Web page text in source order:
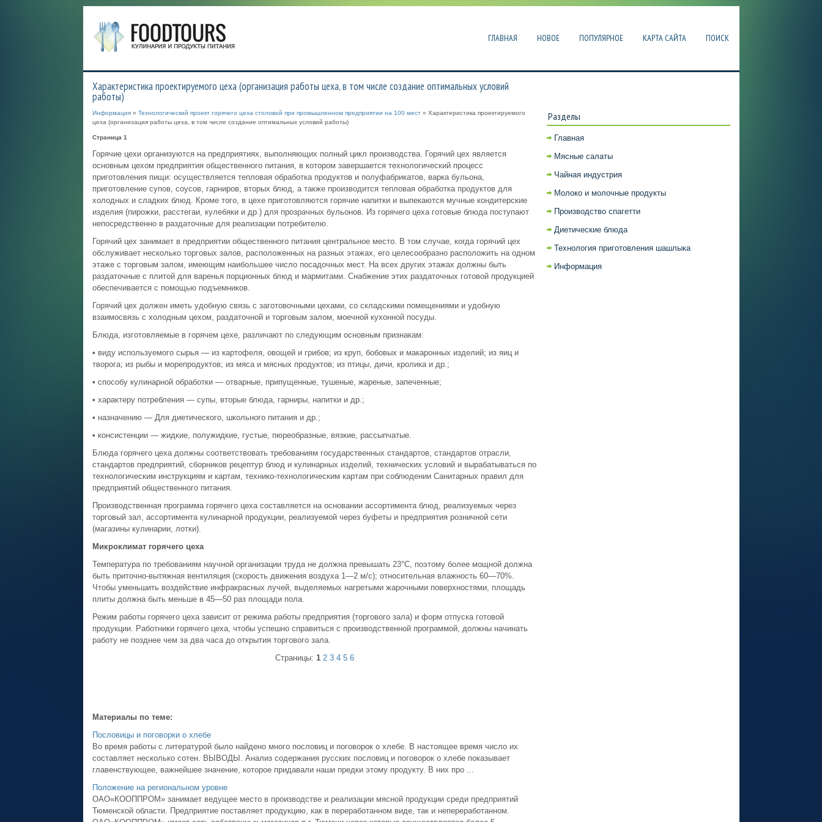
ГЛАВНАЯ НОВОЕ ПОПУЛЯРНОЕ КАРТА САЙТА ПОИСК
Характеристика проектируемого цеха (организация работы цеха, в том числе создание оптимальных условий
работы)
Информация» Технологический проект горячего цеха столовой при промышленном предприятии на 100 мест» Характеристика проектируемого
цеха (организация работы цеха, в том числе создание оптимальных условий работы)
Страница 1
Горячие цехи организуются на предприятиях, выполняющих полный цикл производства. Горячий цех является
основным цехом предприятия общественного питания, в котором завершается технологический процесс
приготовления пищи: осуществляется тепловая обработка продуктов и полуфабрикатов, варка бульона,
приготовление супов, соусов, гарниров, вторых блюд, а также производится тепловая обработка продуктов для
холодных и сладких блюд. Кроме того, в цехе приготовляются горячие напитки и выпекаются мучные кондитерские
изделия (пирожки, расстегаи, кулебяки и др.) для прозрачных бульонов. Из горячего цеха готовые блюда поступают
непосредственно в раздаточные для реализации потребителю.
Горячий цех занимает в предприятии общественного питания центральное место. В том случае, когда горячий цех
обслуживает несколько торговых залов, расположенных на разных этажах, его целесообразно расположить на одном
этаже с торговым залом, имеющим наибольшее число посадочных мест. На всех других этажах должны быть
раздаточные с плитой для варенья порционных блюд и мармитами. Снабжение этих раздаточных готовой продукцией
обеспечивается с помощью подъемников.
Горячий цех должен иметь удобную связь с заготовочными цехами, со складскими помещениями и удобную
взаимосвязь с холодным цехом, раздаточной и торговым залом, моечной кухонной посуды.
Блюда, изготовляемые в горячем цехе, различают по следующим основным признакам:
• виду используемого сырья — из картофеля, овощей и грибов; из круп, бобовых и макаронных изделий; из яиц и
творога; из рыбы и морепродуктов; из мяса и мясных продуктов; из птицы, дичи, кролика и др.;
• способу кулинарной обработки — отварные, припущенные, тушеные, жареные, запеченные;
• характеру потребления — супы, вторые блюда, гарниры, напитки и др.;
• назначению — Для диетического, школьного питания и др.;
• консистенции — жидкие, полужидкие, густые, пюреобразные, вязкие, рассыпчатые.
Блюда горячего цеха должны соответствовать требованиям государственных стандартов, стандартов отрасли,
стандартов предприятий, сборников рецептур блюд и кулинарных изделий, технических условий и вырабатываться по
технологическим инструкциям и картам, технико-технологическим картам при соблюдении Санитарных правил для
предприятий общественного питания.
Производственная программа горячего цеха составляется на основании ассортимента блюд, реализуемых через
торговый зал, ассортимента кулинарной продукции, реализуемой через буфеты и предприятия розничной сети
(магазины кулинарии, лотки).
Микроклимат горячего цеха
Температура по требованиям научной организации труда не должна превышать 23°С, поэтому более мощной должна
быть приточно-вытяжная вентиляция (скорость движения воздуха 1—2 м/с); относительная влажность 60—70%.
Чтобы уменьшить воздействие инфракрасных лучей, выделяемых нагретыми жарочными поверхностями, площадь
плиты должна быть меньше в 45—50 раз площади пола.
Режим работы горячего цеха зависит от режима работы предприятия (торгового зала) и форм отпуска готовой
продукции. Работники горячего цеха, чтобы успешно справиться с производственной программой, должны начинать
работу не позднее чем за два часа до открытия торгового зала.
Страницы: 1 2 3 4 5 6
Материалы по теме:
Пословицы и поговорки о хлебе
Во время работы с литературой было найдено много пословиц и поговорок о хлебе. В настоящее время число их
составляет несколько сотен. ВЫВОДЫ. Анализ содержания русских пословиц и поговорок о хлебе показывает
главенствующее, важнейшее значение, которое придавали наши предки этому продукту. В них про ...
Положение на региональном уровне
ОАО«КООППРОМ» занимает ведущее место в производстве и реализации мясной продукции среди предприятий
Тюменской области. Предприятие поставляет продукцию, как в переработанном виде, так и непереработанном.
Разделы
Главная
Мясные салаты
Чайная индустрия
Молоко и молочные продукты
Производство спагетти
Диетические блюда
Технология приготовления шашлыка
Информация